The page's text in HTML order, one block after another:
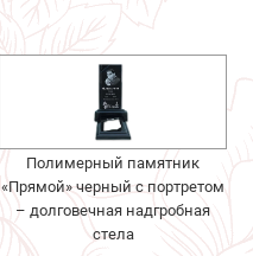
Полимерный памятник
«Прямой» черный с портретом
– долговечная надгробная
стела